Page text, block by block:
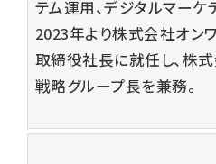
テム運用、デジタルマーケ
2023年より株式会社オン
取締役社長に就任し、株
戦略グループ長を兼務。